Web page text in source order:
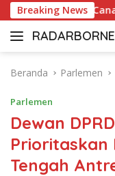
Langsung
ke
konten
Breaking News
Casino Canada: A
Radarnya
Beranda
Parlemen
Parlemen
Dewan
Prioritaskan
Tengah